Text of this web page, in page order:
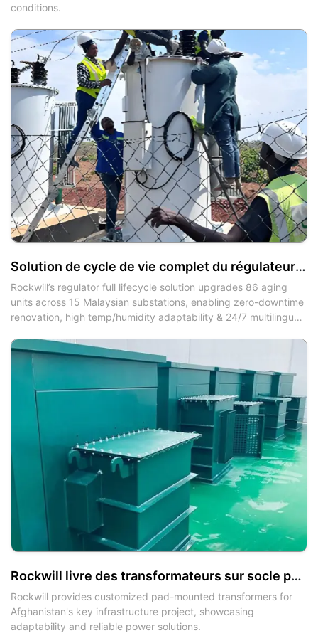
conditions.
Solution de cycle de vie complet du régulateur pour la rénovation et la mise à niveau des équipements vieillissants dans une sous-station de distribution électrique d'une ville d'Asie du Sud-Est
Rockwill’s regulator full lifecycle solution upgrades 86 aging
units across 15 Malaysian substations, enabling zero-downtime
renovation, high temp/humidity adaptability & 24/7 multilingual
Rockwill livre des transformateurs sur socle personnalisés pour soutenir un projet d'infrastructure clé en Afghanistan
Rockwill provides customized pad-mounted transformers for
Afghanistan's key infrastructure project, showcasing
adaptability and reliable power solutions.